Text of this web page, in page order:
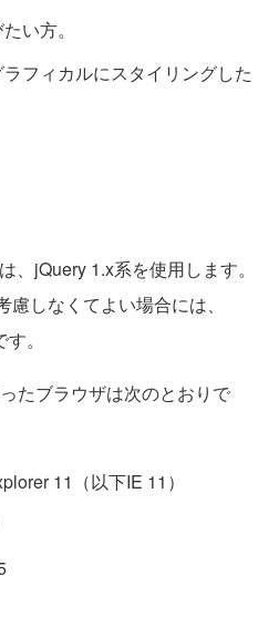
い方。
フィカルにスタイリングした
jQuery 1.x系を使用します。
しなくてよい場合には、
。
たブラウザは次のとおりで
11（以下IE 11）